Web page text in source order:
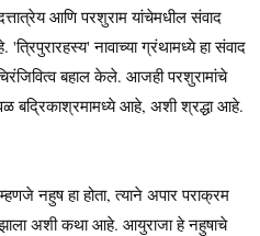
आणि परशुराम यांचेमधील संवाद
नावाच्या ग्रंथामध्ये हा संवाद
बहाल केले. आजही परशुरामांचे
बद्रिकाश्रमामध्ये आहे, अशी श्रद्धा आहे.
नहुष हा होता, त्याने अपार पराक्रम
अशी कथा आहे. आयुराजा हे नहुषाचे